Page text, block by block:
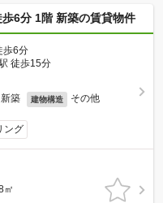
6分 1階 新築の賃貸物件
歩6分
徒歩15分
新築 建物構造 その他
ング
㎡